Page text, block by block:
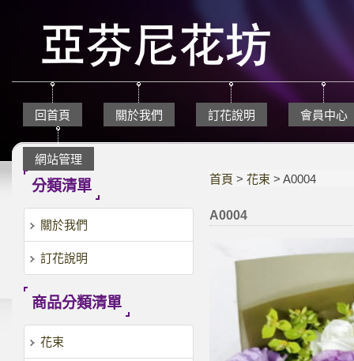
回首頁 關於我們 訂花說明 會員中心
網站管理
分類清單
關於我們
訂花說明
商品分類清單
花束
首頁 >花束 > A0004
A0004